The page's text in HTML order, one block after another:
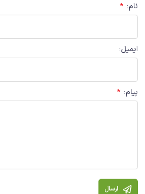
نام:
*
ایمیل:
پیام:
*
ارسال